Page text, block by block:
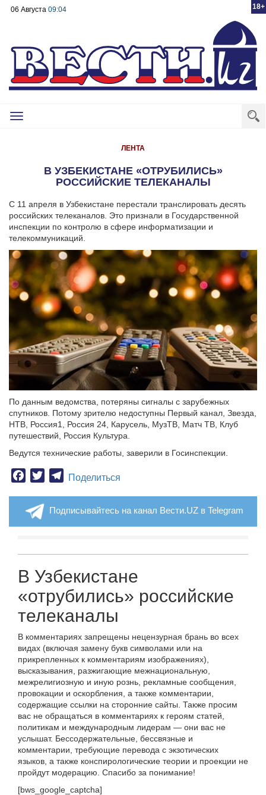
18+
06 Августа 09:04
Toggle
ЛЕНТА
В УЗБЕКИСТАНЕ «ОТРУБИЛИСЬ»
РОССИЙСКИЕ ТЕЛЕКАНАЛЫ
С 11 апреля в Узбекистане перестали транслировать десять
российских телеканалов. Это признали в Государственной
инспекции по контролю в сфере информатизации и
телекоммуникаций.
По данным ведомства, потеряны сигналы с зарубежных
спутников. Потому зрителю недоступны Первый канал, Звезда,
НТВ, Россия1, Россия 24, Карусель, МузТВ, Матч ТВ, Клуб
путешествий, Россия Культура.
Ведутся технические работы, заверили в Госинспекции.
Facebook
TwitterTelegram
Поделиться
Подписывайтесь на канал Вести.UZ в Telegram
В Узбекистане
«отрубились» российские
телеканалы
В комментариях запрещены нецензурная брань во всех
видах (включая замену букв символами или на
прикрепленных к комментариям изображениях),
высказывания, разжигающие межнациональную,
межрелигиозную и иную рознь, рекламные сообщения,
провокации и оскорбления, а также комментарии,
содержащие ссылки на сторонние сайты. Также просим
вас не обращаться в комментариях к героям статей,
политикам и международным лидерам — они вас не
услышат. Бессодержательные, бессвязные и
комментарии, требующие перевода с экзотических
языков, а также конспирологические теории и проекции не
пройдут модерацию. Спасибо за понимание!
[bws_google_captcha]